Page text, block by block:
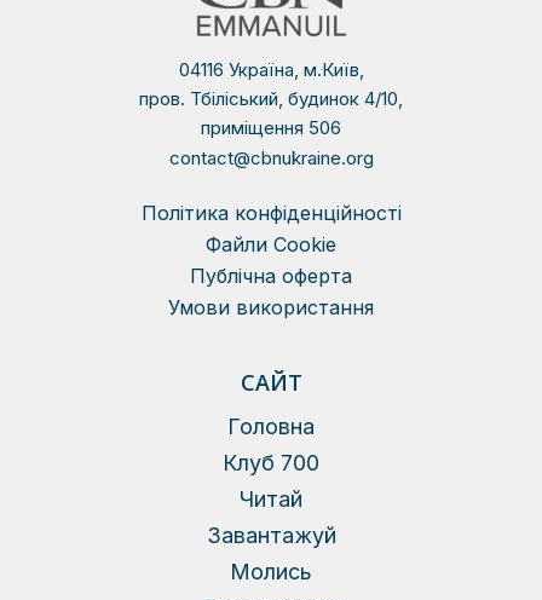
04116 Україна, м.Київ,
пров. Тбіліський, будинок 4/10,
приміщення 506
contact@cbnukraine.org
Політика конфіденційності
Файли Сookie
Публічна оферта
Умови використання
САЙТ
Головна
Клуб 700
Читай
Завантажуй
Молись